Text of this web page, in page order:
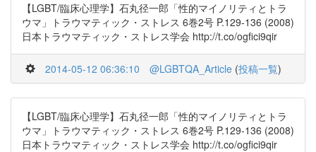
【LGBT/臨床心理学】石丸径一郎「性的マイノリティとトラ
ウマ」トラウマティック・ストレス 6巻2号 P.129-136 (2008)
日本トラウマティック・ストレス学会 http://t.co/ogfici9qir
2014-05-12 06:36:10 @LGBTQA_Article (投稿一覧)
【LGBT/臨床心理学】石丸径一郎「性的マイノリティとトラ
ウマ」トラウマティック・ストレス 6巻2号 P.129-136 (2008)
日本トラウマティック・ストレス学会 http://t.co/ogfici9qir